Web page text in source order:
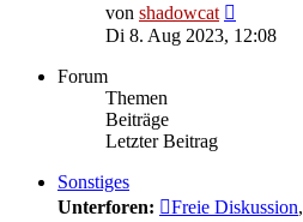
von shadowcat
Beitrag
Di 8. Aug 2023, 12:08
Forum
Themen
Beiträge
Letzter Beitrag
Sonstiges
Unterforen:
Freie Diskussion,